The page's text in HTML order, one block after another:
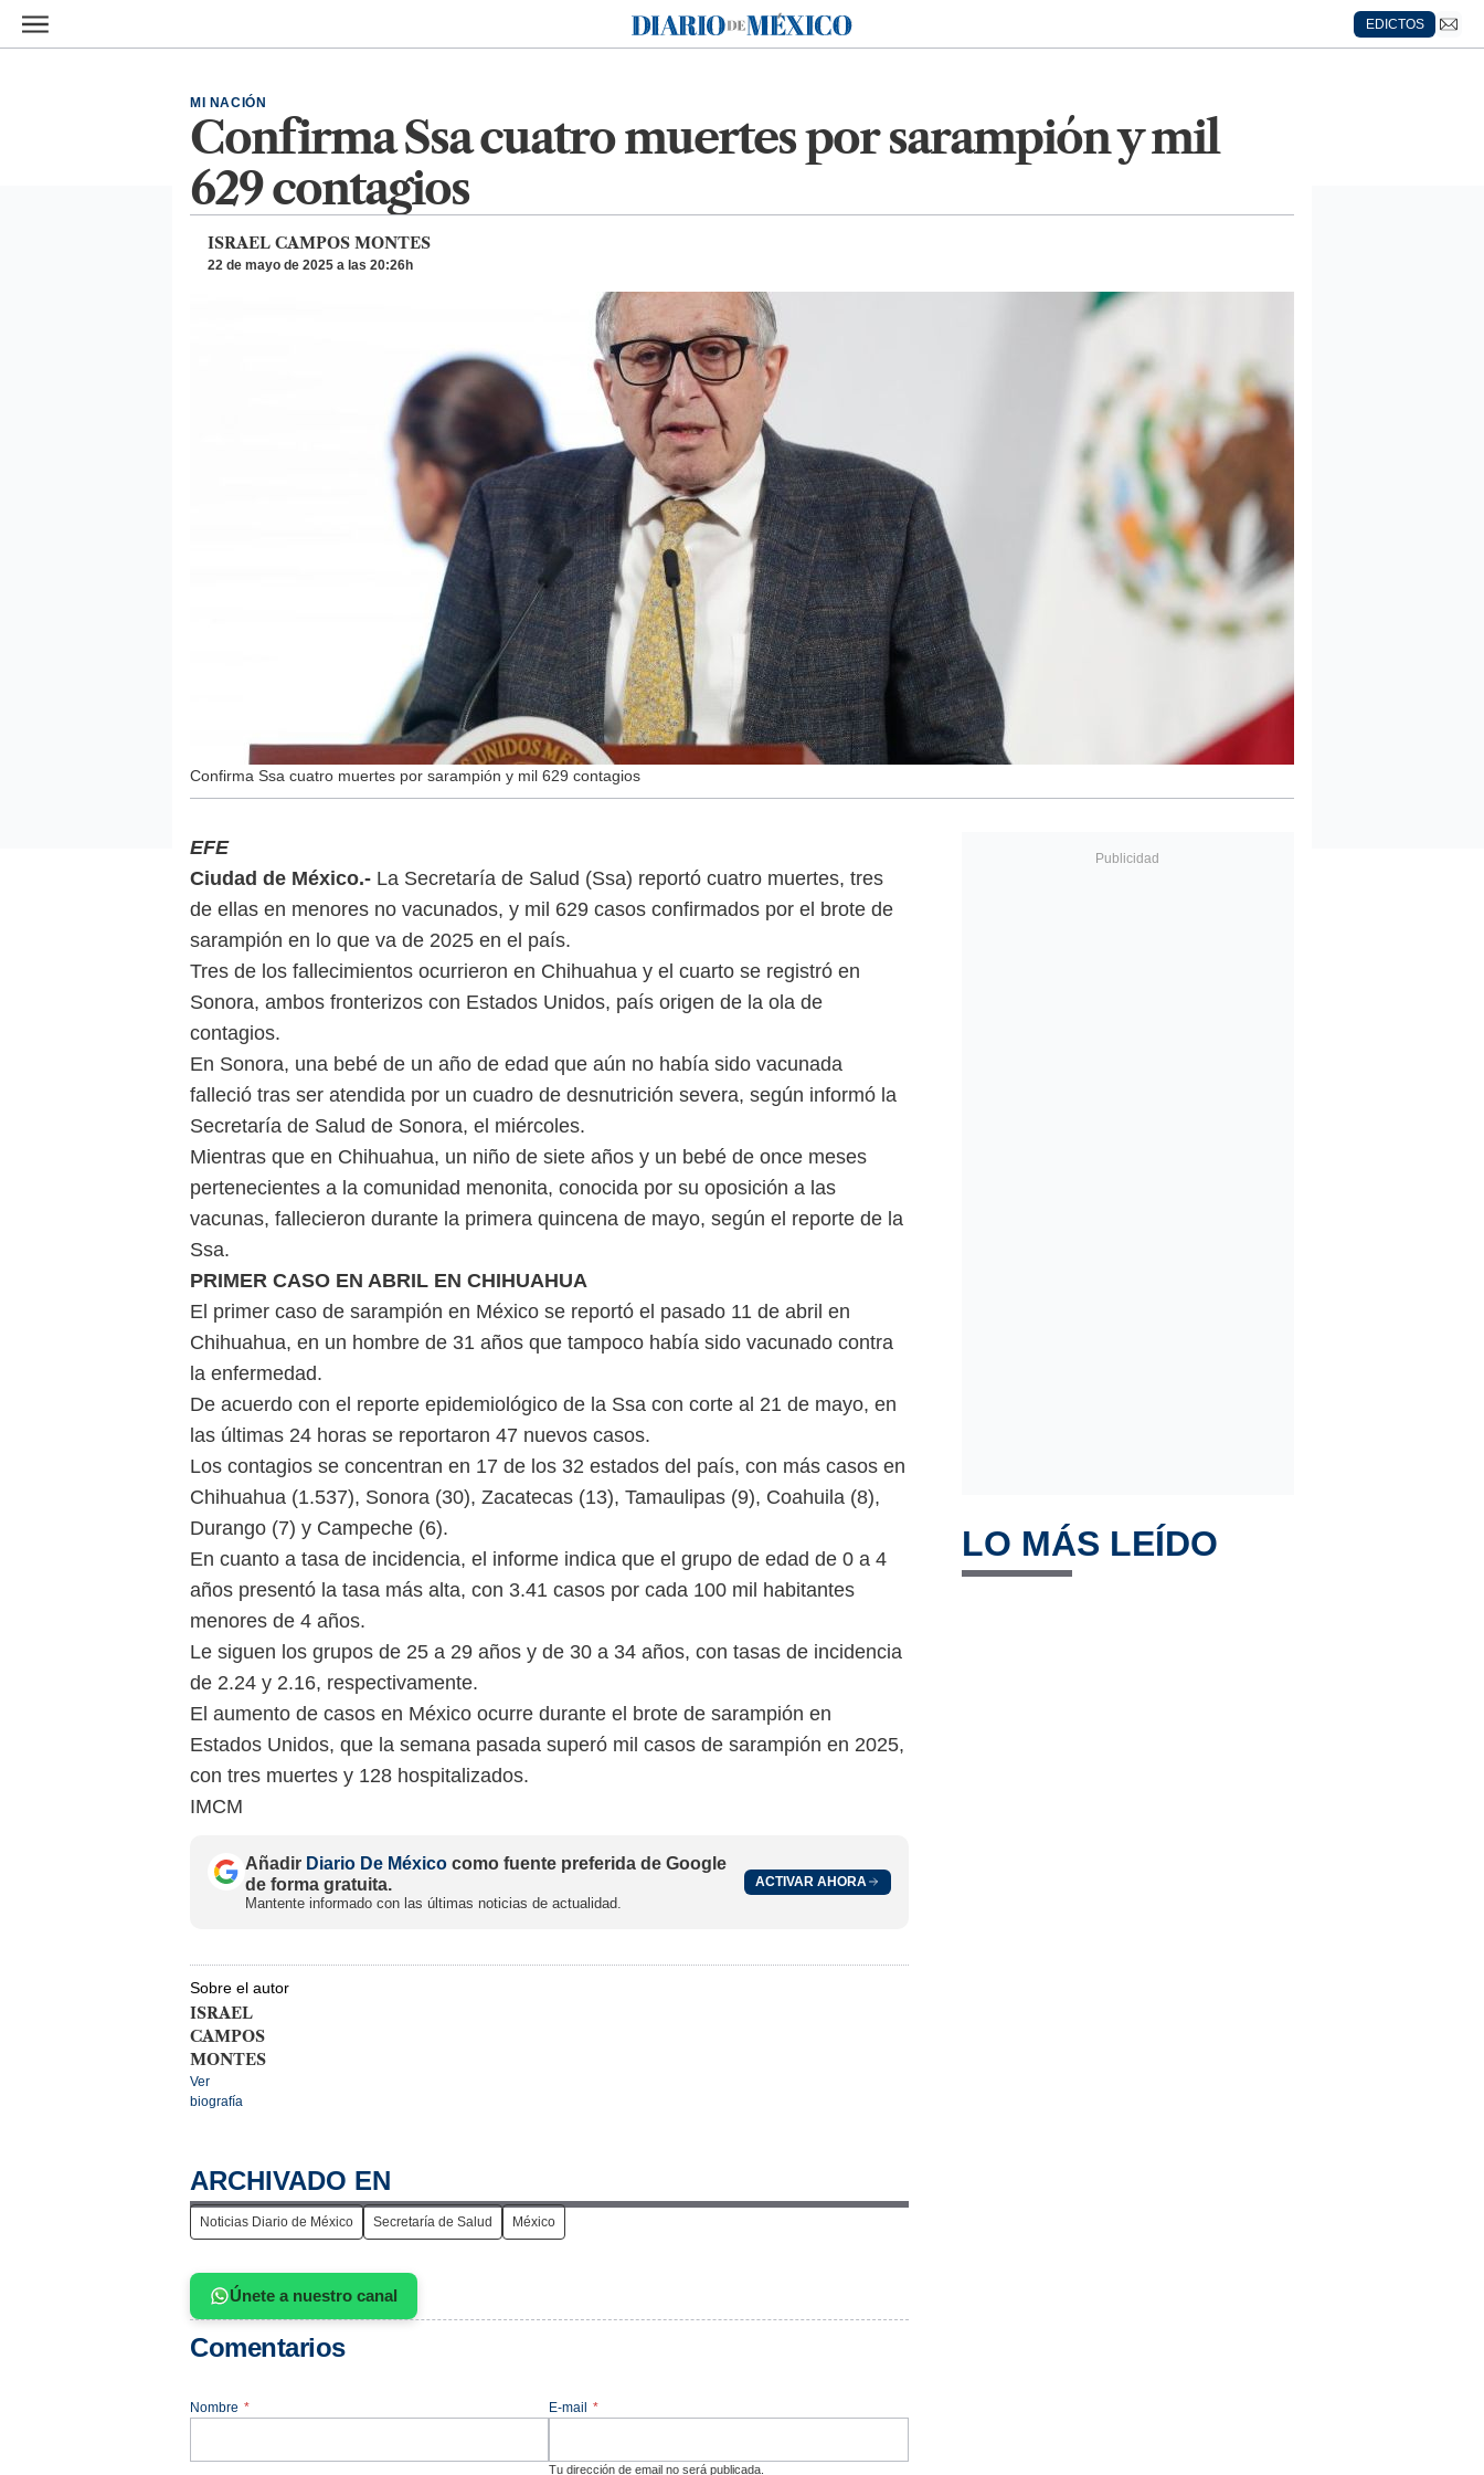
Ir al contenido principal
Diario de México
EDICTOS
Confirma Ssa cuatro muertes por sarampión y mil
629 contagios
MI NACIÓN
ISRAEL CAMPOS MONTES
22 de mayo de 2025 a las 20:26h
Confirma Ssa cuatro muertes por sarampión y mil 629 contagios
EFE
Ciudad de México.- La Secretaría de Salud (Ssa) reportó cuatro muertes, tres
de ellas en menores no vacunados, y mil 629 casos confirmados por el brote de
sarampión en lo que va de 2025 en el país.
Tres de los fallecimientos ocurrieron en Chihuahua y el cuarto se registró en
Sonora, ambos fronterizos con Estados Unidos, país origen de la ola de
contagios.
En Sonora, una bebé de un año de edad que aún no había sido vacunada
falleció tras ser atendida por un cuadro de desnutrición severa, según informó la
Secretaría de Salud de Sonora, el miércoles.
Mientras que en Chihuahua, un niño de siete años y un bebé de once meses
pertenecientes a la comunidad menonita, conocida por su oposición a las
vacunas, fallecieron durante la primera quincena de mayo, según el reporte de la
Ssa.
PRIMER CASO EN ABRIL EN CHIHUAHUA
El primer caso de sarampión en México se reportó el pasado 11 de abril en
Chihuahua, en un hombre de 31 años que tampoco había sido vacunado contra
la enfermedad.
De acuerdo con el reporte epidemiológico de la Ssa con corte al 21 de mayo, en
las últimas 24 horas se reportaron 47 nuevos casos.
Los contagios se concentran en 17 de los 32 estados del país, con más casos en
Chihuahua (1.537), Sonora (30), Zacatecas (13), Tamaulipas (9), Coahuila (8),
Durango (7) y Campeche (6).
En cuanto a tasa de incidencia, el informe indica que el grupo de edad de 0 a 4
años presentó la tasa más alta, con 3.41 casos por cada 100 mil habitantes
menores de 4 años.
Le siguen los grupos de 25 a 29 años y de 30 a 34 años, con tasas de incidencia
de 2.24 y 2.16, respectivamente.
El aumento de casos en México ocurre durante el brote de sarampión en
Estados Unidos, que la semana pasada superó mil casos de sarampión en 2025,
con tres muertes y 128 hospitalizados.
IMCM
Añadir Diario De México como fuente preferida de Google
de forma gratuita.
Mantente informado con las últimas noticias de actualidad.
ACTIVAR AHORA
Sobre el autor
ISRAEL
CAMPOS
MONTES
Ver
biografía
ARCHIVADO EN
Noticias Diario de México Secretaría de Salud México
Únete a nuestro canal
Comentarios
Nombre * E-mail *
Tu dirección de email no será publicada.
LO MÁS LEÍDO